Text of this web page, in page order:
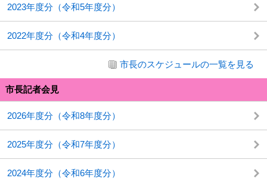
2023年度分（令和5年度分）
2022年度分（令和4年度分）
市長のスケジュールの一覧を見る
市長記者会見
2026年度分（令和8年度分）
2025年度分（令和7年度分）
2024年度分（令和6年度分）